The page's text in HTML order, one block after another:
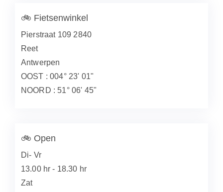
🚲 Fietsenwinkel
Pierstraat 109 2840
Reet
Antwerpen
OOST : 004° 23' 01"
NOORD : 51° 06' 45"
🚲 Open
Di- Vr
13.00 hr - 18.30 hr
Zat